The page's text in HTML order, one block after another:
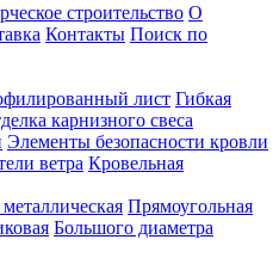
строительство О
Контакты Поиск по
лист Гибкая
карнизного свеса
Элементы безопасности кровли
ветра Кровельная
Прямоугольная
Большого диаметра